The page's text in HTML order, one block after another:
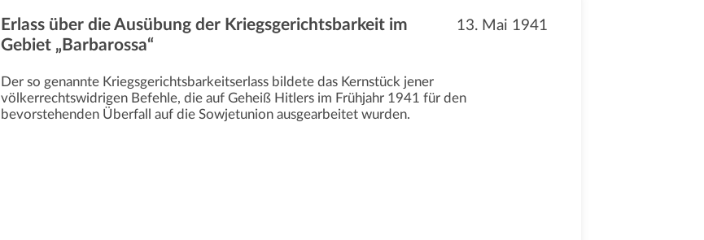
13. Mai 1941
Erlass über die Ausübung der Kriegsgerichtsbarkeit im
Gebiet „Barbarossa“
Der so genannte Kriegsgerichtsbarkeitserlass bildete das Kernstück jener
völkerrechtswidrigen Befehle, die auf Geheiß Hitlers im Frühjahr 1941 für den
bevorstehenden Überfall auf die Sowjetunion ausgearbeitet wurden.